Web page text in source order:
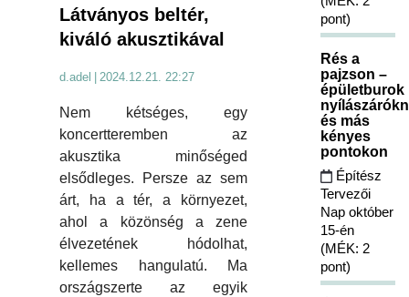
Látványos beltér,
kiváló akusztikával
d.adel 2024.12.21. 22:27
Nem kétséges, egy
koncertteremben az
akusztika minőséged
elsődleges. Persze az sem
árt, ha a tér, a környezet,
ahol a közönség a zene
élvezetének hódolhat,
kellemes hangulatú. Ma
országszerte az egyik
pont)
Rés a
pajzson –
épületburok
és más
kényes
pontokon
Építész
Tervezői
Nap október
15-én
(MÉK: 2
pont)